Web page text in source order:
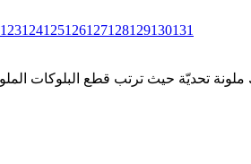
123124125126127128129130131